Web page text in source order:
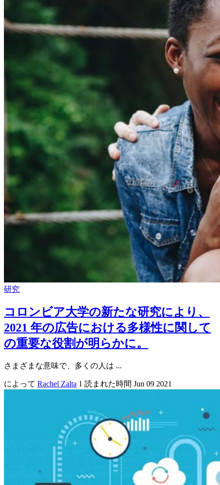
研究
コロンビア大学の新たな研究により、
2021 年の広告における多様性に関して
の重要な役割が明らかに。
さまざまな意味で、多くの人は ...
によって Rachel Zalta 1 読まれた時間 Jun 09 2021